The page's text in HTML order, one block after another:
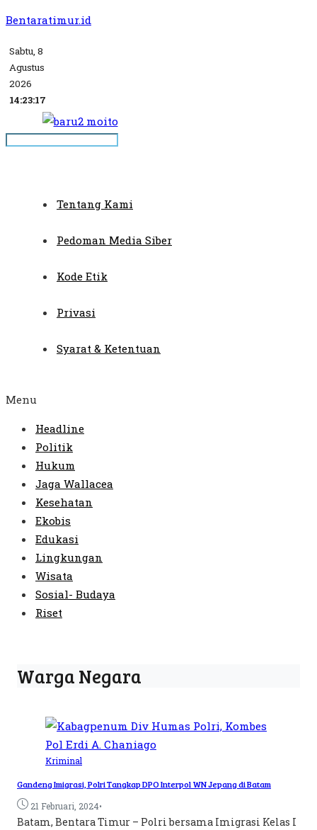
Bentaratimur.id
Sabtu, 8
Agustus
2026
14:23:17
Tentang Kami
Pedoman Media Siber
Kode Etik
Privasi
Syarat & Ketentuan
Menu
Headline
Politik
Hukum
Jaga Wallacea
Kesehatan
Ekobis
Edukasi
Lingkungan
Wisata
Sosial- Budaya
Riset
Warga Negara
Kriminal
Gandeng Imigrasi, Polri Tangkap DPO Interpol WN Jepang di Batam
21 Februari, 2024•
Batam, Bentara Timur – Polri bersama Imigrasi Kelas I